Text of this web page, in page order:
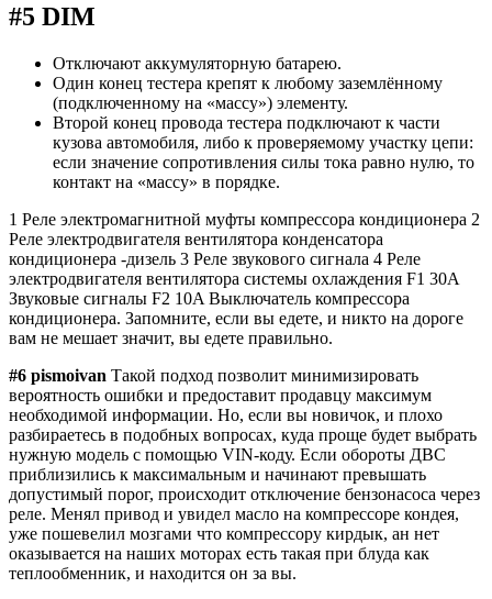
#5 DIM
Отключают аккумуляторную батарею.
Один конец тестера крепят к любому заземлённому
(подключенному на «массу») элементу.
Второй конец провода тестера подключают к части
кузова автомобиля, либо к проверяемому участку цепи:
если значение сопротивления силы тока равно нулю, то
контакт на «массу» в порядке.
1 Реле электромагнитной муфты компрессора кондиционера 2
Реле электродвигателя вентилятора конденсатора
кондиционера -дизель 3 Реле звукового сигнала 4 Реле
электродвигателя вентилятора системы охлаждения F1 30A
Звуковые сигналы F2 10A Выключатель компрессора
кондиционера. Запомните, если вы едете, и никто на дороге
вам не мешает значит, вы едете правильно.
#6 pismoivan Такой подход позволит минимизировать
вероятность ошибки и предоставит продавцу максимум
необходимой информации. Но, если вы новичок, и плохо
разбираетесь в подобных вопросах, куда проще будет выбрать
нужную модель с помощью VIN-коду. Если обороты ДВС
приблизились к максимальным и начинают превышать
допустимый порог, происходит отключение бензонасоса через
реле. Менял привод и увидел масло на компрессоре кондея,
уже пошевелил мозгами что компрессору кирдык, ан нет
оказывается на наших моторах есть такая при блуда как
теплообменник, и находится он за вы.